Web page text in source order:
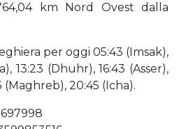
km Nord Ovest dalla
per oggi 05:43 (Imsak),
13:23 (Dhuhr), 16:43 (Asser),
(Maghreb), 20:45 (Icha).